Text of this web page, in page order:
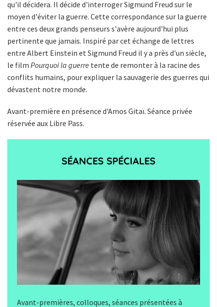
qu'il décidera. Il décide d'interroger Sigmund Freud sur le
moyen d'éviter la guerre. Cette correspondance sur la guerre
entre ces deux grands penseurs s'avère aujourd'hui plus
pertinente que jamais. Inspiré par cet échange de lettres
entre Albert Einstein et Sigmund Freud il y a près d'un siècle,
le film Pourquoi la guerre tente de remonter à la racine des
conflits humains, pour expliquer la sauvagerie des guerres qui
dévastent notre monde.
Avant-première en présence d'Amos Gitaï. Séance privée
réservée aux Libre Pass.
SÉANCES SPÉCIALES
Avant-premières, colloques, séances présentées à